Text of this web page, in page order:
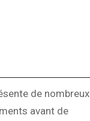
de nombreux
avant de